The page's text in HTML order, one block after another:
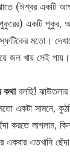
(ঈশ্বর একটি
একটি
মতো।
জল খায় সেই পায়।
কথাবলছি! ঝাউতলার
একটা সামনে,
করতে লাগলাম,
এতখানি